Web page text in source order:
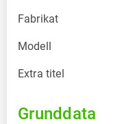
Fabrikat
Modell
Extra titel
Grunddata